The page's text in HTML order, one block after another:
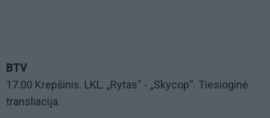
BTV
17.00 Krepšinis. LKL. „Rytas“ - „Skycop“. Tiesioginė
transliacija.